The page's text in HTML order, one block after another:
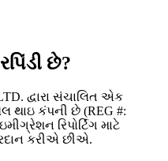
છે?
દ્વારા સંચાલિત એક
થાઇ કંપની છે (REG #:
રિપોર્ટિંગ માટે
કરીએ છીએ.